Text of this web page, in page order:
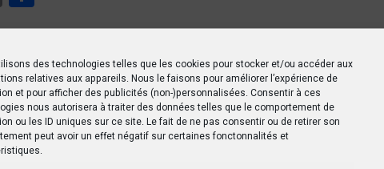
des technologies telles que les cookies pour stocker et/ou accéder aux
relatives aux appareils. Nous le faisons pour améliorer l’expérience de
et pour afficher des publicités (non-)personnalisées. Consentir à ces
nous autorisera à traiter des données telles que le comportement de
ou les ID uniques sur ce site. Le fait de ne pas consentir ou de retirer son
peut avoir un effet négatif sur certaines fonctonnalités et
du barrage hydroélectrique Inga 3 rejeté par les communautés